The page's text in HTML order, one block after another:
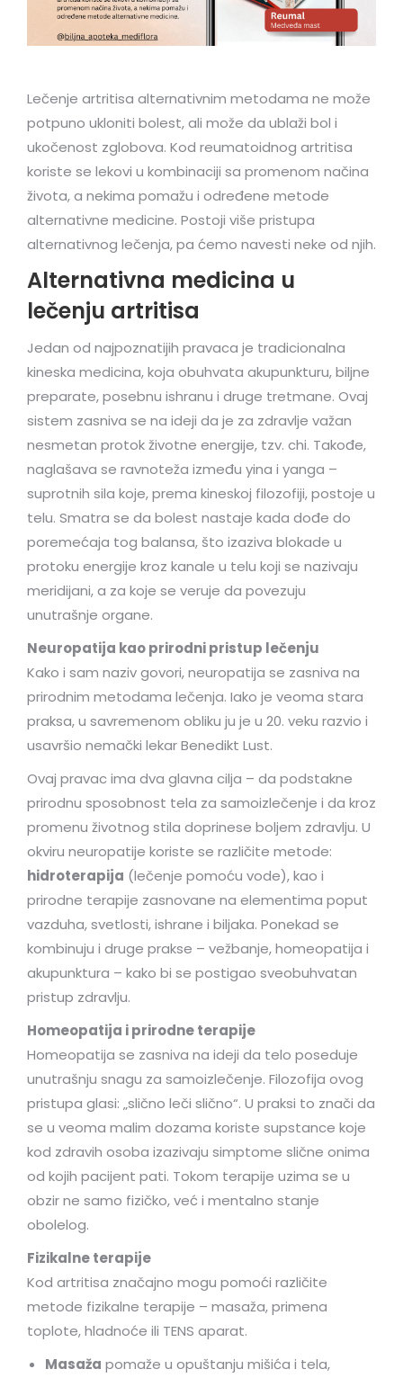
Lečenje artritisa alternativnim metodama ne može
potpuno ukloniti bolest, ali može da ublaži bol i
ukočenost zglobova. Kod reumatoidnog artritisa
koriste se lekovi u kombinaciji sa promenom načina
života, a nekima pomažu i određene metode
alternativne medicine. Postoji više pristupa
alternativnog lečenja, pa ćemo navesti neke od njih.
Alternativna medicina u
lečenju artritisa
Jedan od najpoznatijih pravaca je tradicionalna
kineska medicina, koja obuhvata akupunkturu, biljne
preparate, posebnu ishranu i druge tretmane. Ovaj
sistem zasniva se na ideji da je za zdravlje važan
nesmetan protok životne energije, tzv. chi. Takođe,
naglašava se ravnoteža između yina i yanga –
suprotnih sila koje, prema kineskoj filozofiji, postoje u
telu. Smatra se da bolest nastaje kada dođe do
poremećaja tog balansa, što izaziva blokade u
protoku energije kroz kanale u telu koji se nazivaju
meridijani, a za koje se veruje da povezuju
unutrašnje organe.
Neuropatija kao prirodni pristup lečenju
Kako i sam naziv govori, neuropatija se zasniva na
prirodnim metodama lečenja. Iako je veoma stara
praksa, u savremenom obliku ju je u 20. veku razvio i
usavršio nemački lekar Benedikt Lust.
Ovaj pravac ima dva glavna cilja – da podstakne
prirodnu sposobnost tela za samoizlečenje i da kroz
promenu životnog stila doprinese boljem zdravlju. U
okviru neuropatije koriste se različite metode:
hidroterapija (lečenje pomoću vode), kao i
prirodne terapije zasnovane na elementima poput
vazduha, svetlosti, ishrane i biljaka. Ponekad se
kombinuju i druge prakse – vežbanje, homeopatija i
akupunktura – kako bi se postigao sveobuhvatan
pristup zdravlju.
Homeopatija i prirodne terapije
Homeopatija se zasniva na ideji da telo poseduje
unutrašnju snagu za samoizlečenje. Filozofija ovog
pristupa glasi: „slično leči slično“. U praksi to znači da
se u veoma malim dozama koriste supstance koje
kod zdravih osoba izazivaju simptome slične onima
od kojih pacijent pati. Tokom terapije uzima se u
obzir ne samo fizičko, već i mentalno stanje
obolelog.
Fizikalne terapije
Kod artritisa značajno mogu pomoći različite
metode fizikalne terapije – masaža, primena
toplote, hladnoće ili TENS aparat.
Masaža pomaže u opuštanju mišića i tela,